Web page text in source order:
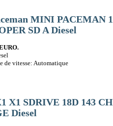
MINI PACEMAN
SD A Diesel
de vitesse: Automatique
X1 SDRIVE 18D 143 CH
Diesel